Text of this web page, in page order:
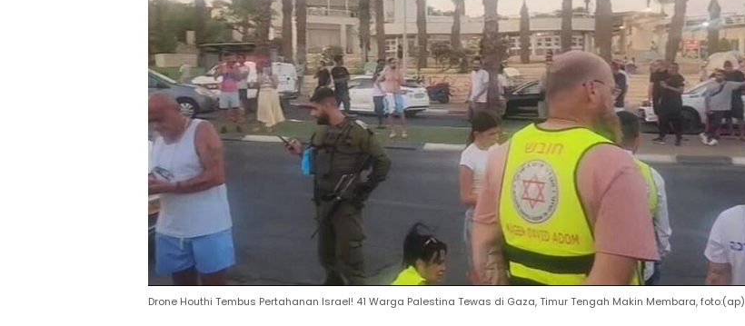
Drone Houthi Tembus Pertahanan Israel! 41 Warga Palestina Tewas di Gaza, Timur Tengah Makin Membara, foto:(ap)